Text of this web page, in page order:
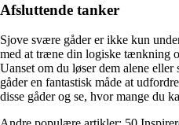
Afsluttende tanker
Sjove svære gåder er ikke kun
med at træne din logiske tænkning
Uanset om du løser dem alene
gåder en fantastisk måde at
disse gåder og se, hvor mange du